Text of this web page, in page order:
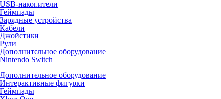
USB-накопители
Геймпады
Зарядные устройства
Кабели
Джойстики
Рули
Дополнительное оборудование
Nintendo Switch
Дополнительное оборудование
Интерактивные фигурки
Геймпады